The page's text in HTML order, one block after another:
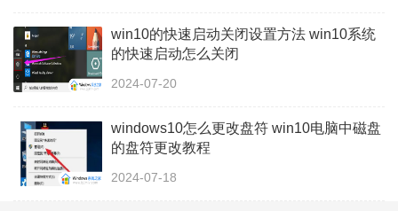
win10的快速启动关闭设置方法 win10系统
的快速启动怎么关闭
2024-07-20
windows10怎么更改盘符 win10电脑中磁盘
的盘符更改教程
2024-07-18